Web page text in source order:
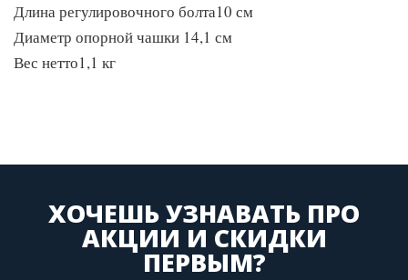
Длина регулировочного болта10 см
Диаметр опорной чашки 14,1 см
Вес нетто1,1 кг
ХОЧЕШЬ УЗНАВАТЬ ПРО
АКЦИИ И СКИДКИ
ПЕРВЫМ?